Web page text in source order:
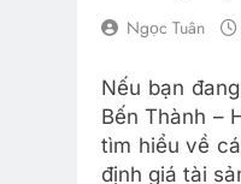
Ngọc Tuân
Nếu bạn
Bến Thành –
tìm hiểu về
định giá tài